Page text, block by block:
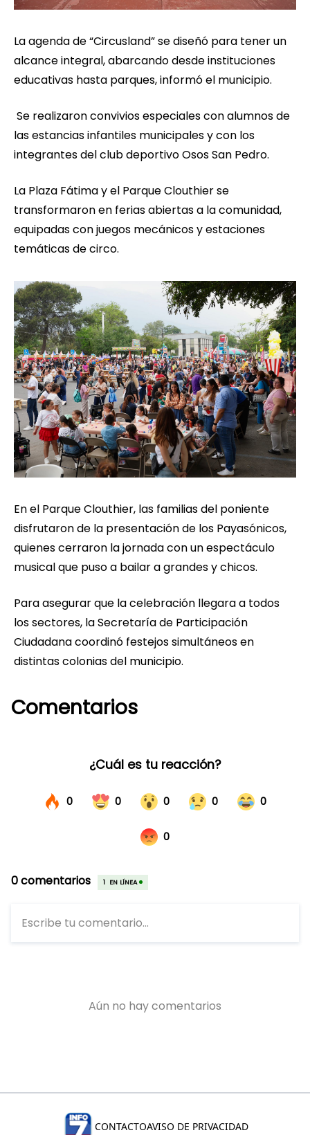
La agenda de “Circusland” se diseñó para tener un
alcance integral, abarcando desde instituciones
educativas hasta parques, informó el municipio.
Se realizaron convivios especiales con alumnos de
las estancias infantiles municipales y con los
integrantes del club deportivo Osos San Pedro.
La Plaza Fátima y el Parque Clouthier se
transformaron en ferias abiertas a la comunidad,
equipadas con juegos mecánicos y estaciones
temáticas de circo.
En el Parque Clouthier, las familias del poniente
disfrutaron de la presentación de los Payasónicos,
quienes cerraron la jornada con un espectáculo
musical que puso a bailar a grandes y chicos.
Para asegurar que la celebración llegara a todos
los sectores, la Secretaría de Participación
Ciudadana coordinó festejos simultáneos en
distintas colonias del municipio.
Comentarios
CONTACTOAVISO DE PRIVACIDAD